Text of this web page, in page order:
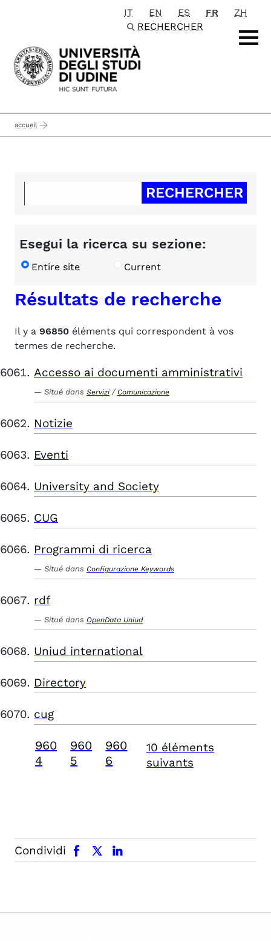
Passa al contenuto principale
IT EN ES FR
ZH
RECHERCHER
accueil
Esegui la ricerca su sezione:
Entire site Current
Résultats de recherche
Il y a 96850 éléments qui correspondent à vos
termes de recherche.
Accesso ai documenti amministrativi
Situé dans Servizi / Comunicazione
Notizie
Eventi
University and Society
CUG
Programmi di ricerca
Situé dans Configurazione Keywords
rdf
Situé dans OpenData Uniud
Uniud international
Directory
cug
960
4
960
5
960
6
10 éléments
suivants
Condividi
facebook x.com linkedin